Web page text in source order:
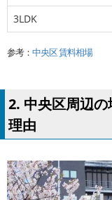
3LDK
参考： 中央区 賃料相場
2. 中央区周辺
理由